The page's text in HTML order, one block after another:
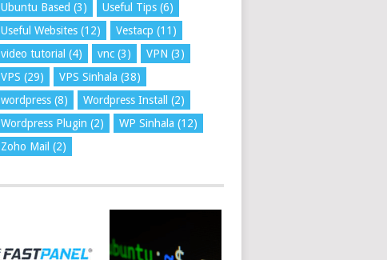
Ubuntu Based (3) Useful Tips (6)
Useful Websites (12) Vestacp (11)
video tutorial (4) vnc (3) VPN (3)
VPS (29) VPS Sinhala (38)
wordpress (8) Wordpress Install
(2)
Wordpress Plugin (2) WP Sinhala (12)
Zoho Mail (2)